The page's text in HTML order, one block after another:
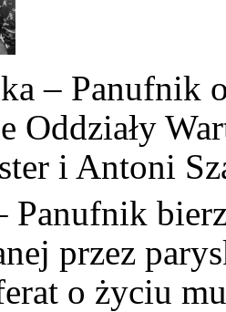
– Panufnik
Oddziały
i Antoni
Panufnik
przez
o życiu